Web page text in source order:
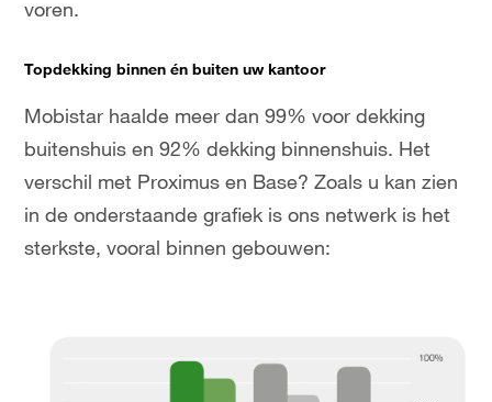
voren.
Topdekking binnen én buiten uw kantoor
Mobistar haalde meer dan 99% voor dekking
buitenshuis en 92% dekking binnenshuis. Het
verschil met Proximus en Base? Zoals u kan zien
in de onderstaande grafiek is ons netwerk is het
sterkste, vooral binnen gebouwen: